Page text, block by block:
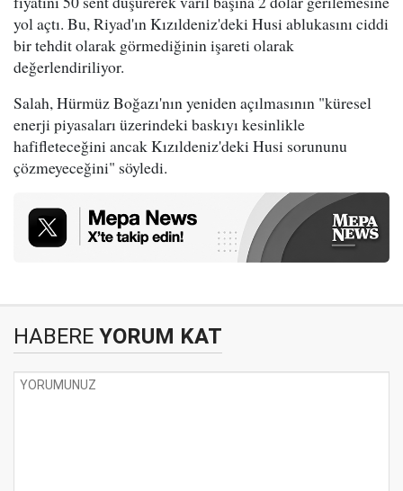
yol açtı. Bu, Riyad'ın Kızıldeniz'deki Husi ablukasını ciddi
bir tehdit olarak görmediğinin işareti olarak
değerlendiriliyor.
Salah, Hürmüz Boğazı'nın yeniden açılmasının "küresel
enerji piyasaları üzerindeki baskıyı kesinlikle
hafifleteceğini ancak Kızıldeniz'deki Husi sorununu
çözmeyeceğini" söyledi.
HABERE YORUM KAT